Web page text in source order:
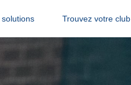
Trouvez votre club